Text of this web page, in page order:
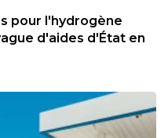
pour l'hydrogène
d'aides d'État en